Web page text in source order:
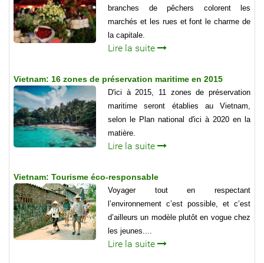
branches de pêchers colorent les
marchés et les rues et font le charme de
la capitale.
Lire la suite
Vietnam: 16 zones de préservation maritime en 2015
D'ici à 2015, 11 zones de préservation
maritime seront établies au Vietnam,
selon le Plan national d'ici à 2020 en la
matière.
Lire la suite
Vietnam: Tourisme éco-responsable
Voyager tout en respectant
l’environnement c’est possible, et c’est
d’ailleurs un modèle plutôt en vogue chez
les jeunes....
Lire la suite